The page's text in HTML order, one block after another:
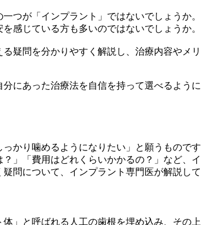
つが「インプラント」ではないでしょうか
感じている方も多いのではないでしょうか。
疑問を分かりやすく解説し、治療内容やメ
にあった治療法を自信を持って選べるよう
かり噛めるようになりたい」と願うもので
」「費用はどれくらいかかるの？」など、
問について、インプラント専門医が解説して
」と呼ばれる人工の歯根を埋め込み、その